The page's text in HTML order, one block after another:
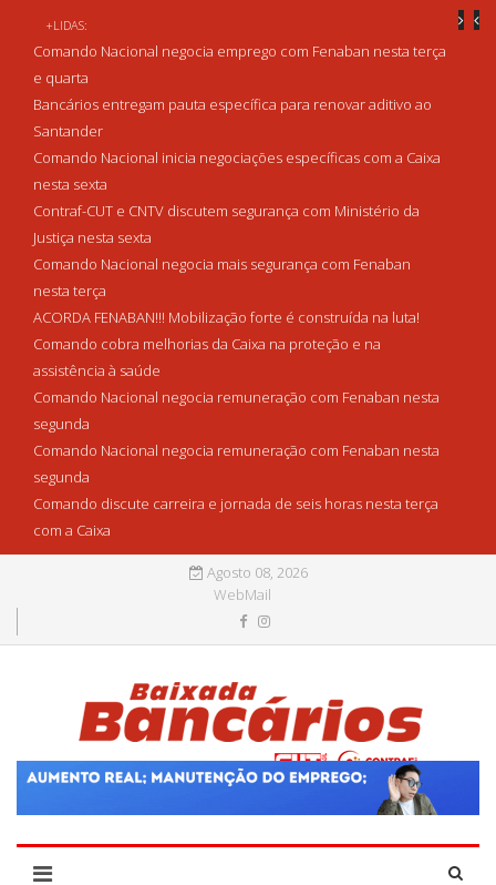
+LIDAS:
Comando Nacional negocia emprego com Fenaban nesta terça
e quarta
Bancários entregam pauta específica para renovar aditivo ao
Santander
Comando Nacional inicia negociações específicas com a Caixa
nesta sexta
Contraf-CUT e CNTV discutem segurança com Ministério da
Justiça nesta sexta
Comando Nacional negocia mais segurança com Fenaban
nesta terça
ACORDA FENABAN!!! Mobilização forte é construída na luta!
Comando cobra melhorias da Caixa na proteção e na
assistência à saúde
Comando Nacional negocia remuneração com Fenaban nesta
segunda
Comando Nacional negocia remuneração com Fenaban nesta
segunda
Comando discute carreira e jornada de seis horas nesta terça
com a Caixa
Agosto 08, 2026
WebMail